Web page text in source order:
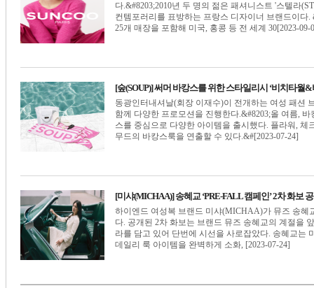
다.&#8203;2010년 두 명의 젊은 패셔니스트 '스텔라
컨템포러리를 표방하는 프랑스 디자이너 브랜드이다
25개 매장을 포함해 미국, 홍콩 등 전 세계 30[2023-09-
[숲(SOUP)] 써머 바캉스를 위한 스타일리시 ‘비치타월
동광인터내셔날(회장 이재수)이 전개하는 여성 패션
함께 다양한 프로모션을 진행한다.&#8203;올 여름,
스를 중심으로 다양한 아이템을 출시했다. 플라워,
무드의 바캉스룩을 연출할 수 있다.&#[2023-07-24]
[미샤(MICHAA)] 송혜교 ‘PRE-FALL 캠페인’ 2차 화보
하이엔드 여성복 브랜드 미샤(MICHAA)가 뮤즈 송혜
다. 공개된 2차 화보는 브랜드 뮤즈 송혜교의 계절을
라를 담고 있어 단번에 시선을 사로잡았다. 송혜교는
데일리 룩 아이템을 완벽하게 소화, [2023-07-24]